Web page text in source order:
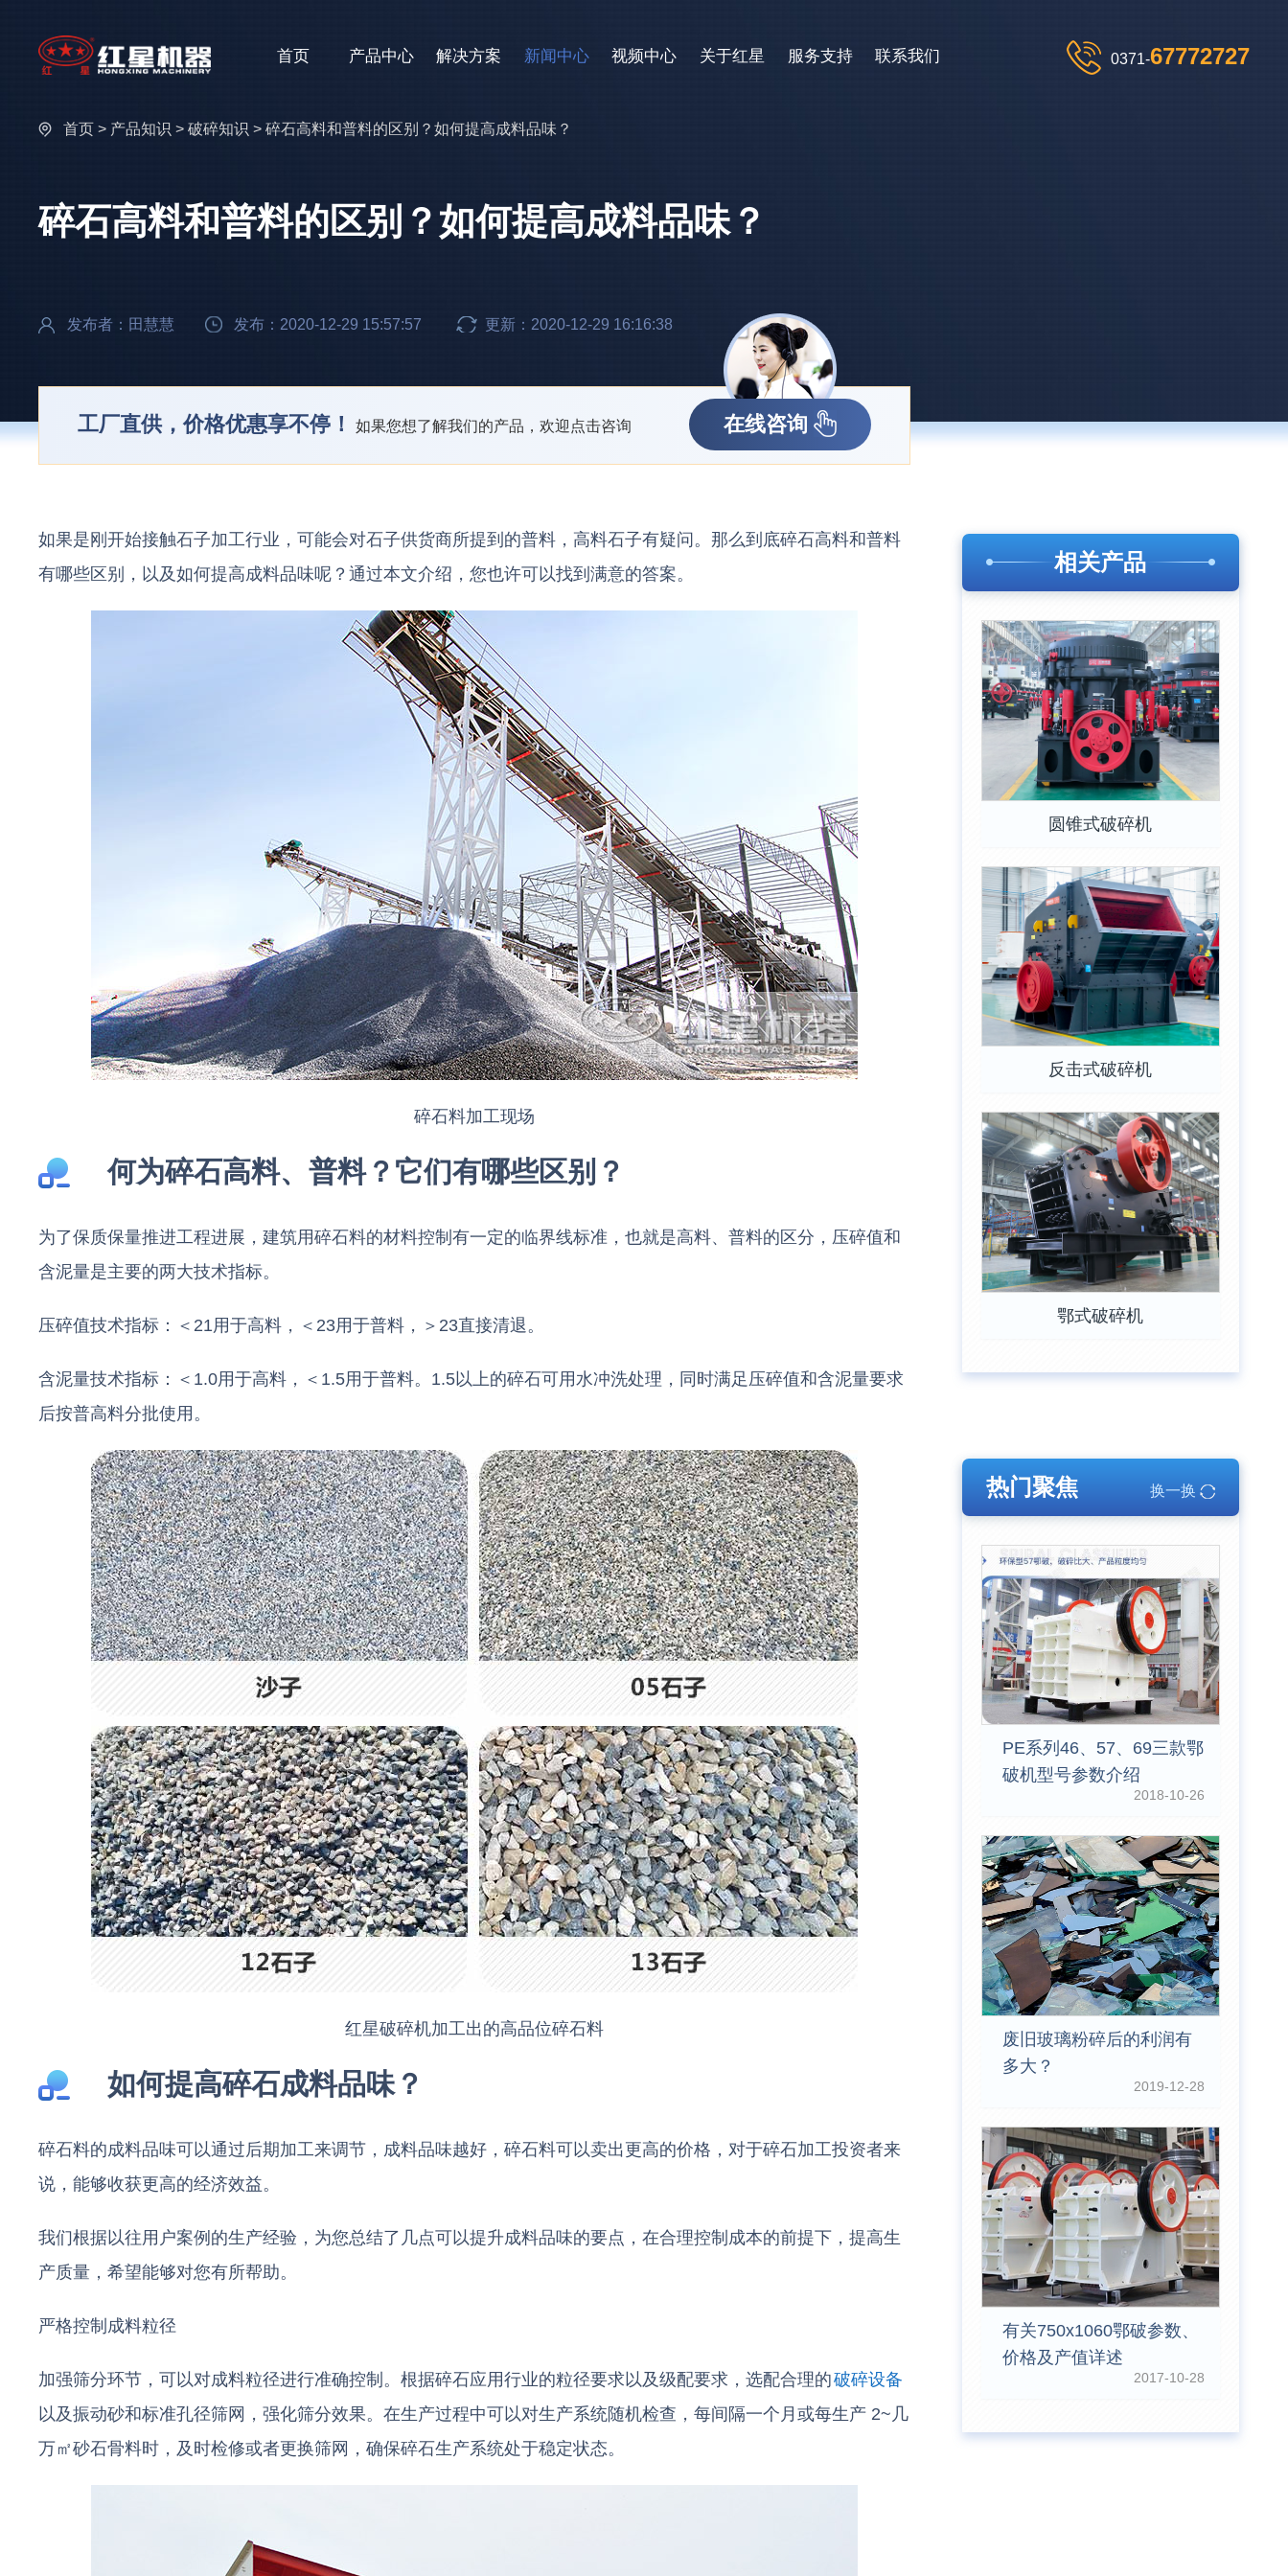
首页 产品中心 解决方案 新闻中心 视频中心 关于红星 服务支持 联系我们 0371-67772727
首页 > 产品知识 >破碎知识 > 碎石高料和普料的区别？如何提高成料品味？
碎石高料和普料的区别？如何提高成料品味？
发布者：田慧慧 发布：2020-12-29 15:57:57 更新：2020-12-29 16:16:38
工厂直供，价格优惠享不停！ 如果您想了解我们的产品，欢迎点击咨询 在线咨询
如果是刚开始接触石子加工行业，可能会对石子供货商所提到的普料，高料石子有疑问。那么到底碎石高料和普料
有哪些区别，以及如何提高成料品味呢？通过本文介绍，您也许可以找到满意的答案。
碎石料加工现场
何为碎石高料、普料？它们有哪些区别？
为了保质保量推进工程进展，建筑用碎石料的材料控制有一定的临界线标准，也就是高料、普料的区分，压碎值和
含泥量是主要的两大技术指标。
压碎值技术指标：＜21用于高料，＜23用于普料，＞23直接清退。
含泥量技术指标：＜1.0用于高料，＜1.5用于普料。1.5以上的碎石可用水冲洗处理，同时满足压碎值和含泥量要求
后按普高料分批使用。
红星破碎机加工出的高品位碎石料
如何提高碎石成料品味？
碎石料的成料品味可以通过后期加工来调节，成料品味越好，碎石料可以卖出更高的价格，对于碎石加工投资者来
说，能够收获更高的经济效益。
我们根据以往用户案例的生产经验，为您总结了几点可以提升成料品味的要点，在合理控制成本的前提下，提高生
产质量，希望能够对您有所帮助。
严格控制成料粒径
加强筛分环节，可以对成料粒径进行准确控制。根据碎石应用行业的粒径要求以及级配要求，选配合理的破碎设备
以及振动砂和标准孔径筛网，强化筛分效果。在生产过程中可以对生产系统随机检查，每间隔一个月或每生产 2~几
万㎡砂石骨料时，及时检修或者更换筛网，确保碎石生产系统处于稳定状态。
相关产品
圆锥式破碎机
反击式破碎机
鄂式破碎机
热门聚焦 换一换
PE系列46、57、69三款鄂
破机型号参数介绍
2018-10-26
废旧玻璃粉碎后的利润有
多大？
2019-12-28
有关750x1060鄂破参数、
价格及产值详述
2017-10-28